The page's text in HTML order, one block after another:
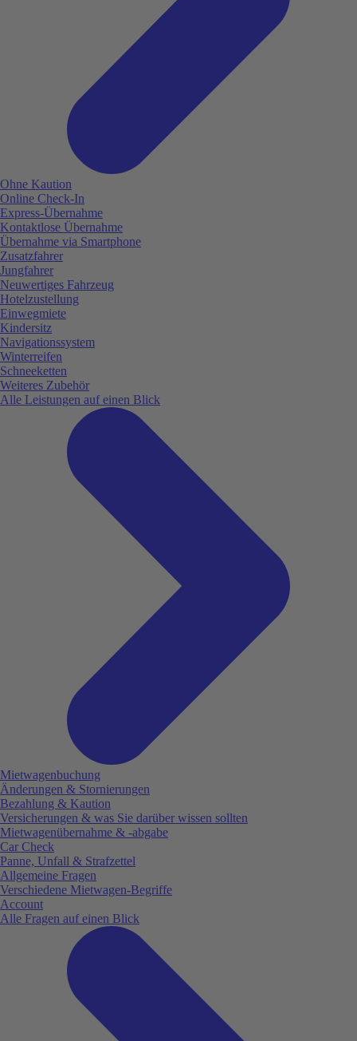
Ohne Kaution
Online Check-In
Express-Übernahme
Kontaktlose Übernahme
Übernahme via Smartphone
Zusatzfahrer
Jungfahrer
Neuwertiges Fahrzeug
Hotelzustellung
Einwegmiete
Kindersitz
Navigationssystem
Winterreifen
Schneeketten
Weiteres Zubehör
Alle Leistungen auf einen Blick
Mietwagenbuchung
Änderungen & Stornierungen
Bezahlung & Kaution
Versicherungen & was Sie darüber wissen sollten
Mietwagenübernahme & -abgabe
Car Check
Panne, Unfall & Strafzettel
Allgemeine Fragen
Verschiedene Mietwagen-Begriffe
Account
Alle Fragen auf einen Blick